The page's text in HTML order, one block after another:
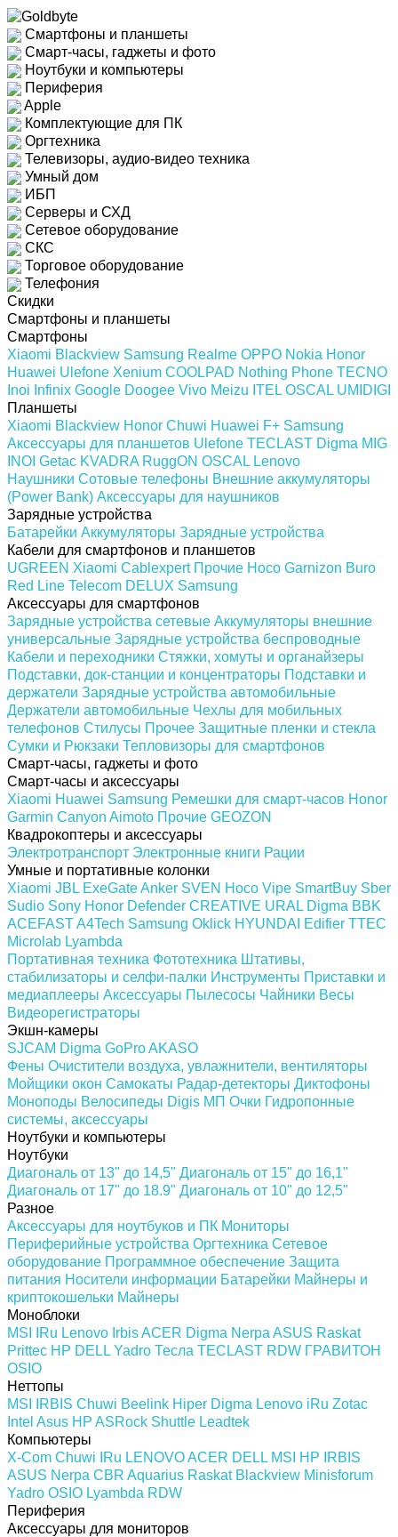
Смартфоны и планшеты
Смарт-часы, гаджеты и фото
Ноутбуки и компьютеры
Периферия
Apple
Комплектующие для ПК
Оргтехника
Телевизоры, аудио-видео техника
Умный дом
ИБП
Серверы и СХД
Сетевое оборудование
СКС
Торговое оборудование
Телефония
Скидки
Смартфоны и планшеты
Смартфоны
Xiaomi Blackview Samsung Realme OPPO Nokia Honor
Huawei Ulefone Xenium COOLPAD Nothing Phone TECNO
Inoi Infinix Google Doogee Vivo Meizu ITEL OSCAL UMIDIGI
Планшеты
Xiaomi Blackview Honor Chuwi Huawei F+ Samsung
Аксессуары для планшетов Ulefone TECLAST Digma MIG
INOI Getac KVADRA RuggON OSCAL Lenovo
Наушники Сотовые телефоны Внешние аккумуляторы
(Power Bank) Аксессуары для наушников
Зарядные устройства
Батарейки Аккумуляторы Зарядные устройства
Кабели для смартфонов и планшетов
UGREEN Xiaomi Cablexpert Прочие Hoco Garnizon Buro
Red Line Telecom DELUX Samsung
Аксессуары для смартфонов
Зарядные устройства сетевые Аккумуляторы внешние
универсальные Зарядные устройства беспроводные
Кабели и переходники Стяжки, хомуты и органайзеры
Подставки, док-станции и концентраторы Подставки и
держатели Зарядные устройства автомобильные
Держатели автомобильные Чехлы для мобильных
телефонов Стилусы Прочее Защитные пленки и стекла
Сумки и Рюкзаки Тепловизоры для смартфонов
Смарт-часы, гаджеты и фото
Смарт-часы и аксессуары
Xiaomi Huawei Samsung Ремешки для смарт-часов Honor
Garmin Canyon Aimoto Прочие GEOZON
Квадрокоптеры и аксессуары
Электротранспорт Электронные книги Рации
Умные и портативные колонки
Xiaomi JBL ExeGateAnker SVEN Hoco Vipe SmartBuy Sber
Sudio Sony Honor Defender CREATIVE URAL Digma BBK
ACEFASTA4Tech Samsung Oklick HYUNDAI Edifier TTEC
Microlab Lyambda
Портативная техника Фототехника Штативы,
стабилизаторы и селфи-палки Инструменты Приставки и
медиаплееры Аксессуары Пылесосы Чайники Весы
Видеорегистраторы
Экшн-камеры
SJCAM Digma GoProAKASO
Фены Очистители воздуха, увлажнители, вентиляторы
Мойщики окон Самокаты Радар-детекторы Диктофоны
Моноподы Велосипеды Digis МП Очки Гидропонные
системы, аксессуары
Ноутбуки и компьютеры
Ноутбуки
Диагональ от 13" до 14,5" Диагональ от 15" до 16,1"
Диагональ от 17" до 18.9" Диагональ от 10" до 12,5"
Разное
Аксессуары для ноутбуков и ПК Мониторы
Периферийные устройства Оргтехника Сетевое
оборудование Программное обеспечение Защита
питания Носители информации Батарейки Майнеры и
криптокошельки Майнеры
Моноблоки
MSI
IRu Lenovo IrbisACER Digma Nerpa ASUS Raskat
Prittec HP DELL Yadro Тесла TECLAST RDW ГРАВИТОН
OSIO
Неттопы
MSI
IRBIS Chuwi Beelink Hiper Digma Lenovo iRu Zotac
Intel Asus HP ASRock Shuttle Leadtek
Компьютеры
X-Com Chuwi IRu LENOVOACER DELL MSI HP
IRBIS
ASUS Nerpa CBR Aquarius Raskat Blackview Minisforum
Yadro OSIO Lyambda RDW
Периферия
Аксессуары для мониторов